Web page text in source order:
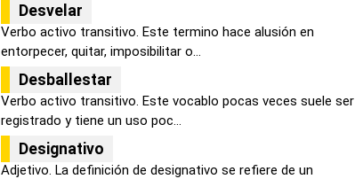
Desvelar
Verbo activo transitivo. Este termino hace alusión en
entorpecer, quitar, imposibilitar o...
Desballestar
Verbo activo transitivo. Este vocablo pocas veces suele ser
registrado y tiene un uso poc...
Designativo
Adjetivo. La definición de designativo se refiere de un